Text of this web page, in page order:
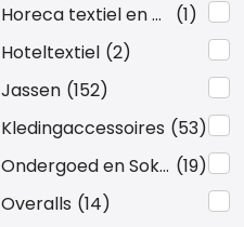
Horeca textiel en accessoires
(1)
Hoteltextiel (2)
Jassen (152)
Kledingaccessoires (53)
Ondergoed en Sokken (19)
Overalls (14)